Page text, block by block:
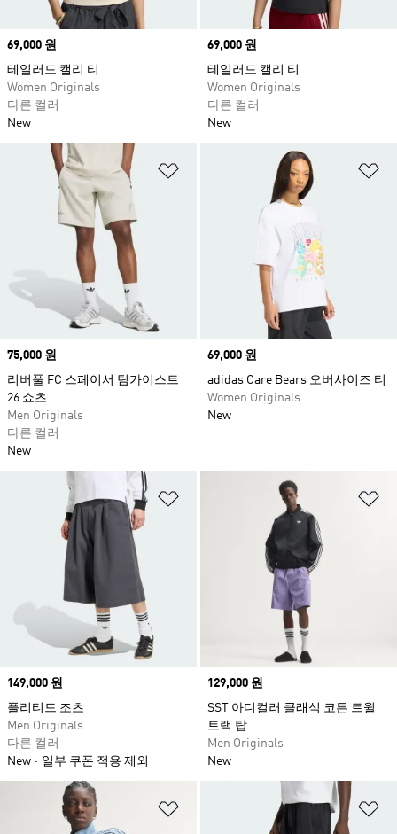
Price
69,000 원
테일러드 캘리 티
Women Originals
다른 컬러
New
Price
69,000 원
테일러드 캘리 티
Women Originals
다른 컬러
New
위시리스트 담기
Price
75,000 원
리버풀 FC 스페이서 팀가이스트
26 쇼츠
Men Originals
다른 컬러
New
Price
69,000 원
adidas Care Bears 오버사이즈 티
Women Originals
New
위시리스트 담기
Price
149,000 원
플리티드 조츠
Men Originals
다른 컬러
New
일부 쿠폰 적용 제외
Price
129,000 원
SST 아디컬러 클래식 코튼 트윌
트랙 탑
Men Originals
New
위시리스트 담기